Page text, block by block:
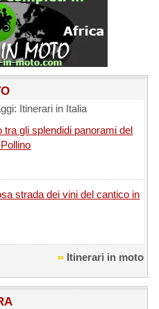
Itinerari in Italia
tra gli splendidi panorami del
strada dei vini del cantico in
Itinerari in moto